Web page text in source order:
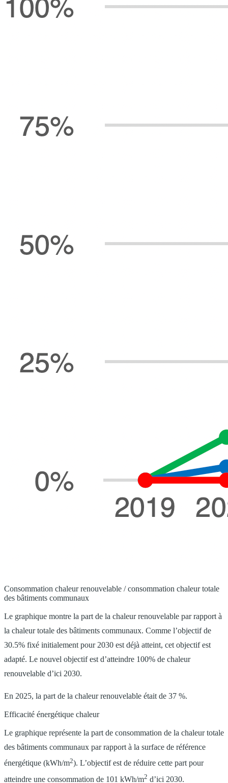
Consommation chaleur renouvelable / consommation chaleur totale
des bâtiments communaux
Le graphique montre la part de la chaleur renouvelable par rapport à
la chaleur totale des bâtiments communaux. Comme l’objectif de
30.5% fixé initialement pour 2030 est déjà atteint, cet objectif est
adapté. Le nouvel objectif est d’atteindre 100% de chaleur
renouvelable d’ici 2030.
En 2025, la part de la chaleur renouvelable était de 37 %.
Efficacité énergétique chaleur
Le graphique représente la part de consommation de la chaleur totale
des bâtiments communaux par rapport à la surface de référence
énergétique (kWh/m2). L’objectif est de réduire cette part pour
atteindre une consommation de 101 kWh/m2 d’ici 2030.